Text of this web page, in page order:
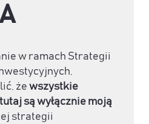
w ramach Strategii
że wszystkie
są wyłącznie moją
strategii